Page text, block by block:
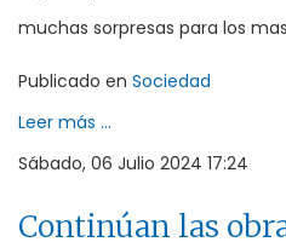
muchas sorpresas para los
Publicado en Sociedad
Leer más ...
Sábado, 06 Julio 2024 17:24
Continúan las